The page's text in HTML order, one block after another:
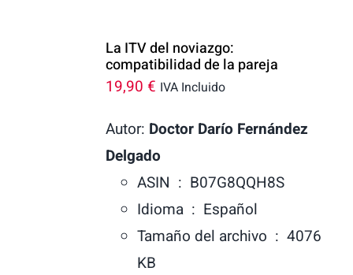
La ITV del noviazgo:
compatibilidad de la pareja
19,90 € IVA Incluido
Autor: Doctor Darío Fernández
Delgado
ASIN ‏ : ‎ B07G8QQH8S
Idioma ‏ : ‎ Español
Tamaño del archivo ‏ : ‎ 4076
KB